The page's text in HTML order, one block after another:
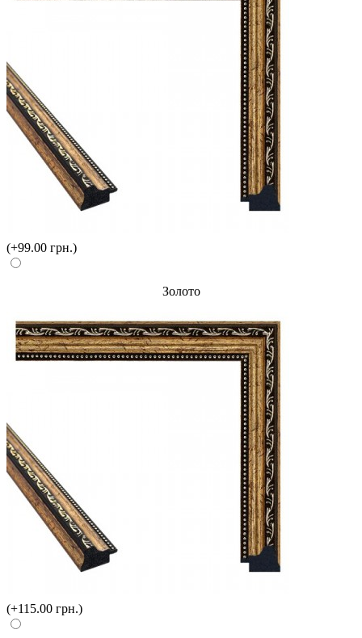
(+99.00 грн.)
Золото
(+115.00 грн.)